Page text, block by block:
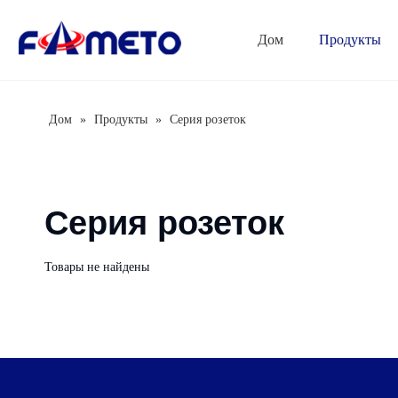
Дом Продукты
Дом » Продукты » Серия розеток
Серия розеток
Товары не найдены